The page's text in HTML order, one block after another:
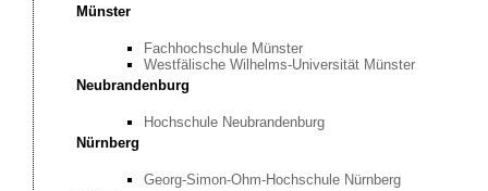
Münster
Fachhochschule Münster
Westfälische Wilhelms-Universität Münster
Neubrandenburg
Hochschule Neubrandenburg
Nürnberg
Georg-Simon-Ohm-Hochschule Nürnberg